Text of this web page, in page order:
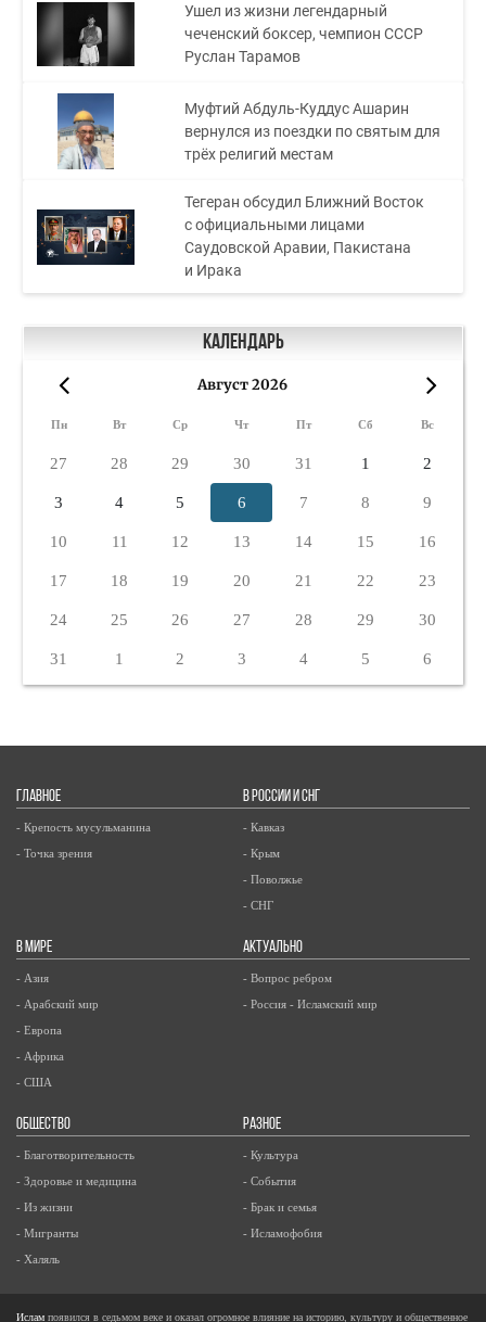
Ушел из жизни легендарный
чеченский боксер, чемпион СССР
Руслан Тарамов
Муфтий Абдуль-Куддус Ашарин
вернулся из поездки по святым для
трёх религий местам
Тегеран обсудил Ближний Восток
с официальными лицами
Саудовской Аравии, Пакистана
и Ирака
Календарь
Август 2026
Пн Вт Ср Чт Пт Сб Вс
27 28 29 30 31 1 2
3 4 5 6 7 8 9
10 11 12 13 14 15 16
17 18 19 20 21 22 23
24 25 26 27 28 29 30
31 1 2 3 4 5 6
ГЛАВНОЕ
- Крепость мусульманина
- Точка зрения
В РОССИИ И СНГ
- Кавказ
- Крым
- Поволжье
- СНГ
В МИРЕ
- Азия
- Арабский мир
- Европа
- Африка
- США
АКТУАЛЬНО
- Вопрос ребром
- Россия - Исламский мир
ОБЩЕСТВО
- Благотворительность
- Здоровье и медицина
- Из жизни
- Мигранты
- Халяль
РАЗНОЕ
- Культура
- События
- Брак и семья
- Исламофобия
Ислам появился в седьмом веке и оказал огромное влияние на историю, культуру и общественное